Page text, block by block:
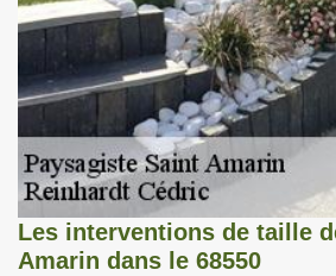
Les interventions de taille
Amarin dans le 68550